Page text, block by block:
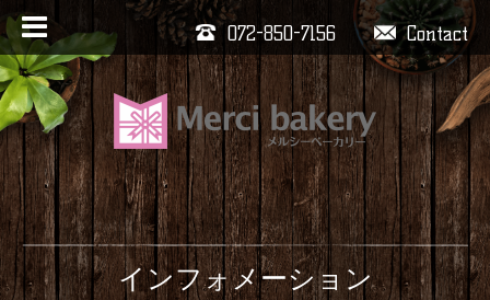
Contact
072-850-7156
インフォメーション